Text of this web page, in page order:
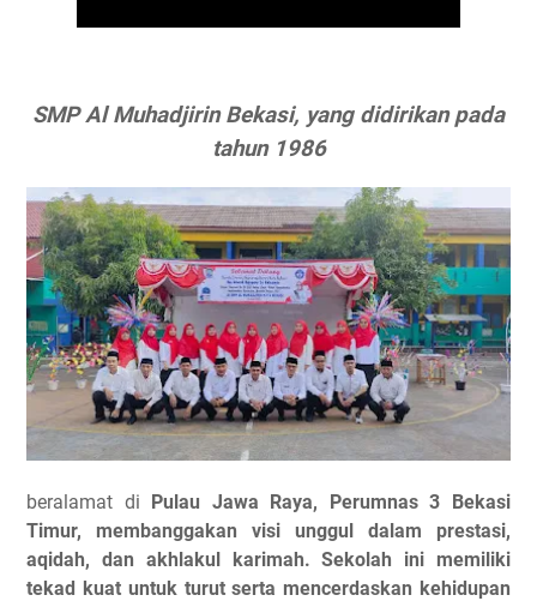
SMP Al Muhadjirin Bekasi, yang didirikan pada
tahun 1986
beralamat di Pulau Jawa Raya, Perumnas 3 Bekasi
Timur, membanggakan visi unggul dalam prestasi,
aqidah, dan akhlakul karimah. Sekolah ini memiliki
tekad kuat untuk turut serta mencerdaskan kehidupan